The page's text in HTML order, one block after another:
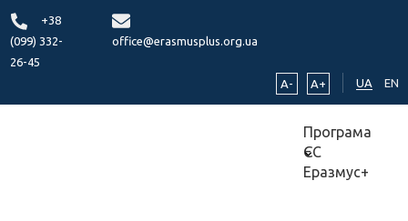
+38
(099) 332-
26-45
office@erasmusplus.org.ua
A- A+ UA EN
Програма
ЄС
Еразмус+